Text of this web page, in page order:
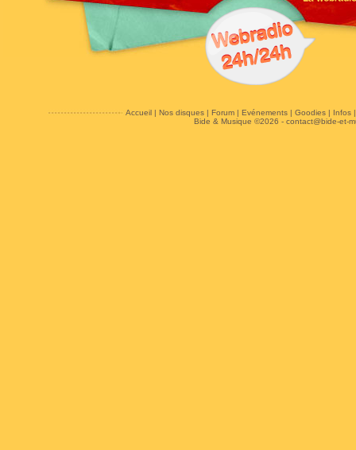
Accueil| Nos disques| Forum| Evénements| Goodies| Infos
Bide & Musique ©2026 - contact@bide-et-